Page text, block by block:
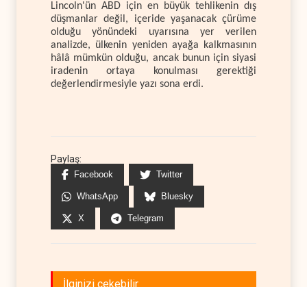
Lincoln'ün ABD için en büyük tehlikenin dış
düşmanlar değil, içeride yaşanacak çürüme
olduğu yönündeki uyarısına yer verilen
analizde, ülkenin yeniden ayağa kalkmasının
hâlâ mümkün olduğu, ancak bunun için siyasi
iradenin ortaya konulması gerektiği
değerlendirmesiyle yazı sona erdi.
Paylaş:
Facebook Twitter
WhatsApp Bluesky
X Telegram
İlginizi çekebilir